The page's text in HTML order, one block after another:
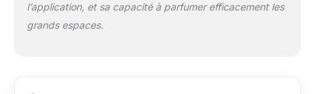
l’application, et sa capacité à parfumer efficacement les
grands espaces.